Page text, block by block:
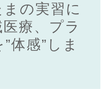
の実習に
療、プラ
体感”しま